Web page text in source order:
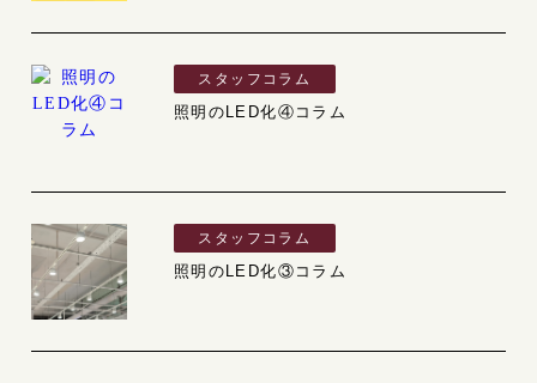
スタッフコラム
照明のLED化④コラム
スタッフコラム
照明のLED化③コラム